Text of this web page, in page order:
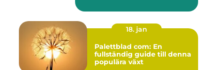
18. jan
Palettblad com: En
fullständig guide till denna
populära växt